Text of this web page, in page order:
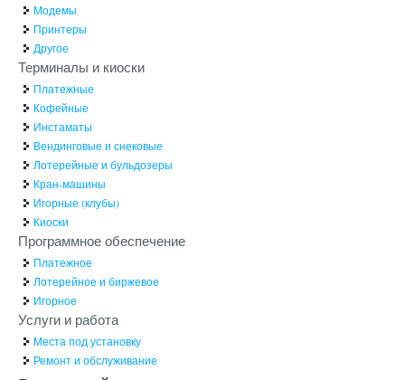
Модемы
Принтеры
Другое
Терминалы и киоски
Платежные
Кофейные
Инстаматы
Вендинговые и снековые
Лотерейные и бульдозеры
Кран-машины
Игорные (клубы)
Киоски
Программное обеспечение
Платежное
Лотерейное и биржевое
Игорное
Услуги и работа
Места под установку
Ремонт и обслуживание